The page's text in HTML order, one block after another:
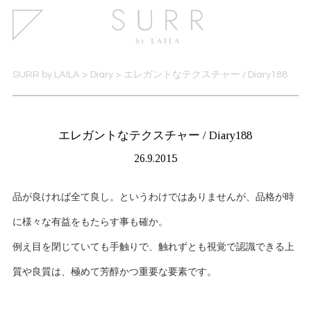
SURR by LAILA > Diary> エレガントなテクスチャー / Diary188
エレガントなテクスチャー / Diary188
26.9.2015
品が良ければ全て良し。というわけではありませんが、品格が時
に様々な有益をもたらす事も確か。
例え目を閉じていても手触りで、触れずとも視覚で認識できる上
質や良質は、極めて芳醇かつ重要な要素です。